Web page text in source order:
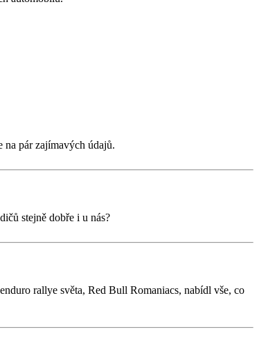
na pár zajímavých údajů.
stejně dobře i u nás?
rallye světa, Red Bull Romaniacs, nabídl vše, co